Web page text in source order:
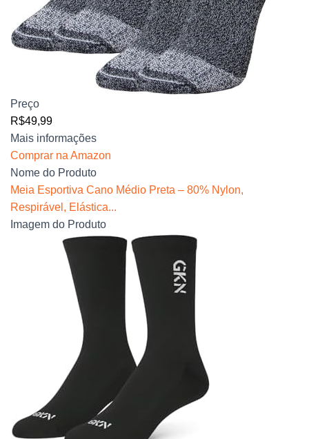
Preço
R$49,99
Mais informações
Comprar na Amazon
Nome do Produto
Meia Esportiva Cano Médio Preta – 80% Nylon,
Respirável, Elástica...
Imagem do Produto